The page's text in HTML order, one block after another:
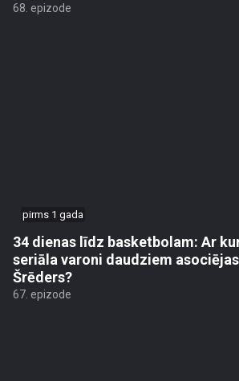
68. epizode
pirms 1 gada
34 dienas līdz basketbolam: Ar
seriāla varoni daudziem
Šrēders?
67. epizode